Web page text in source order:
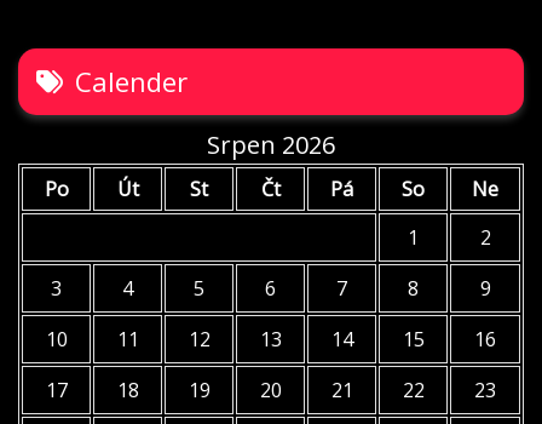
Calender
Srpen 2026
Po Út St Čt Pá So
Ne
1
2
3
4 5 6 7 8
9
10
11 12 13 14 15
16
17
18 19 20 21 22 23